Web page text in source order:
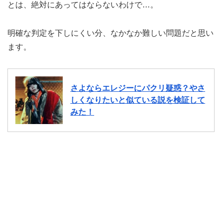
とは、絶対にあってはならないわけで…。
明確な判定を下しにくい分、なかなか難しい問題だと思い
ます。
さよならエレジーにパクリ疑惑？やさ
しくなりたいと似ている説を検証して
みた！